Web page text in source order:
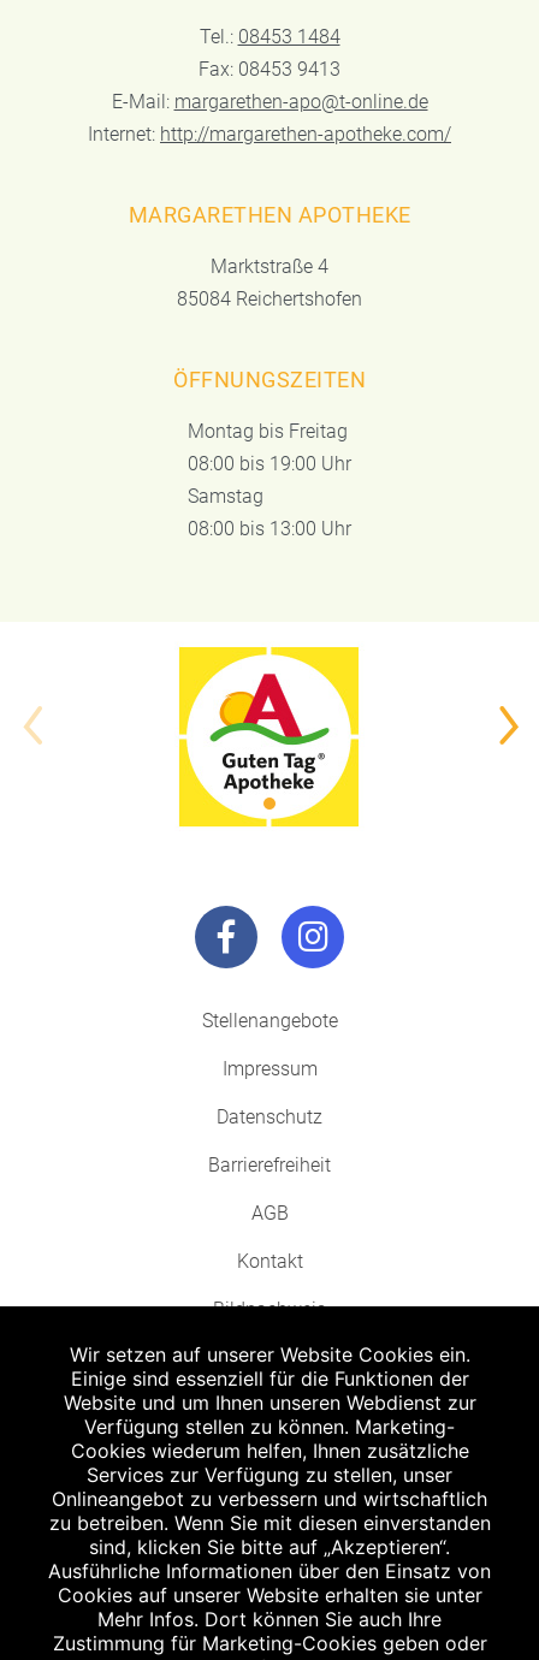
Tel.: 08453 1484
Fax: 08453 9413
E-Mail: margarethen-apo@t-online.de
Internet: http://margarethen-apotheke.com/
MARGARETHEN APOTHEKE
Marktstraße 4
85084 Reichertshofen
ÖFFNUNGSZEITEN
Montag bis Freitag
08:00 bis 19:00 Uhr
Samstag
08:00 bis 13:00 Uhr
Stellenangebote
Impressum
Datenschutz
Barrierefreiheit
AGB
Kontakt
Bildnachweis
Abgabe in haushaltsüblichen Mengen, solange der Vorrat reicht. Für Druck-
und Satzfehler keine Haftung.
Zu Risiken und Nebenwirkungen lesen Sie die Packungsbeilage und fragen
Sie Ihren Arzt oder Apotheker.
Angabe nach der deutschen Arzneimitteltaxe Apothekenerstattungspreis
(AEP). Der AEP ist keine unverbindliche Preisempfehlung der Hersteller. Der
AEP ist ein von den Apotheken in Ansatz gebrachter Preis für rezeptfreie
Arzneimittel. Er entspricht in der Höhe dem für Apotheken verbindlichen
Abgabepreis, zu dem eine Apotheke in bestimmten Fällen (z.B. bei Kindern
unter 12 Jahren) das Produkt mit der gesetzlichen Krankenversicherung
Wir setzen auf unserer Website Cookies ein.
Einige sind essenziell für die Funktionen der
Website und um Ihnen unseren Webdienst zur
Verfügung stellen zu können. Marketing-
Cookies wiederum helfen, Ihnen zusätzliche
Services zur Verfügung zu stellen, unser
Onlineangebot zu verbessern und wirtschaftlich
zu betreiben. Wenn Sie mit diesen einverstanden
sind, klicken Sie bitte auf „Akzeptieren“.
Ausführliche Informationen über den Einsatz von
Cookies auf unserer Website erhalten sie unter
Mehr Infos. Dort können Sie auch Ihre
Zustimmung für Marketing-Cookies geben oder